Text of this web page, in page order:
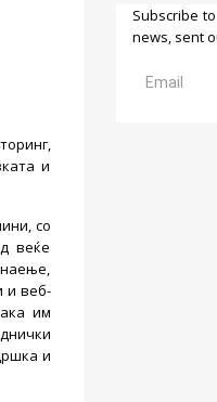
и
со
веќе
и веб-
им
и
Subscribe
news, sent